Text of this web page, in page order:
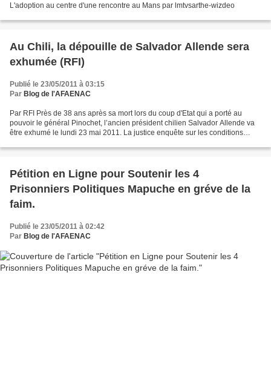
L'adoption au centre d'une rencontre au Mans par lmtvsarthe-wizdeo
Au Chili, la dépouille de Salvador Allende sera
exhumée (RFI)
Publié le 23/05/2011 à 03:15
Par Blog de l'AFAENAC
Par RFI Près de 38 ans après sa mort lors du coup d'Etat qui a porté au
pouvoir le général Pinochet, l’ancien président chilien Salvador Allende va
être exhumé le lundi 23 mai 2011. La justice enquête sur les conditions
Pétition en Ligne pour Soutenir les 4
Prisonniers Politiques Mapuche en gréve de la
faim.
Publié le 23/05/2011 à 02:42
Par Blog de l'AFAENAC